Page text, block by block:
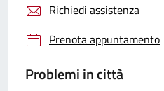
Richiedi assistenza
Prenota appuntamento
Problemi in città